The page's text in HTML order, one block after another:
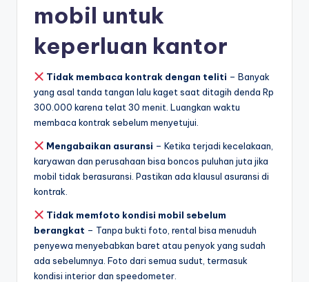
mobil untuk
keperluan kantor
Tidak membaca kontrak dengan teliti – Banyak
yang asal tanda tangan lalu kaget saat ditagih denda Rp
300.000 karena telat 30 menit. Luangkan waktu
membaca kontrak sebelum menyetujui.
Mengabaikan asuransi – Ketika terjadi kecelakaan,
karyawan dan perusahaan bisa boncos puluhan juta jika
mobil tidak berasuransi. Pastikan ada klausul asuransi di
kontrak.
Tidak memfoto kondisi mobil sebelum
berangkat – Tanpa bukti foto, rental bisa menuduh
penyewa menyebabkan baret atau penyok yang sudah
ada sebelumnya. Foto dari semua sudut, termasuk
kondisi interior dan speedometer.